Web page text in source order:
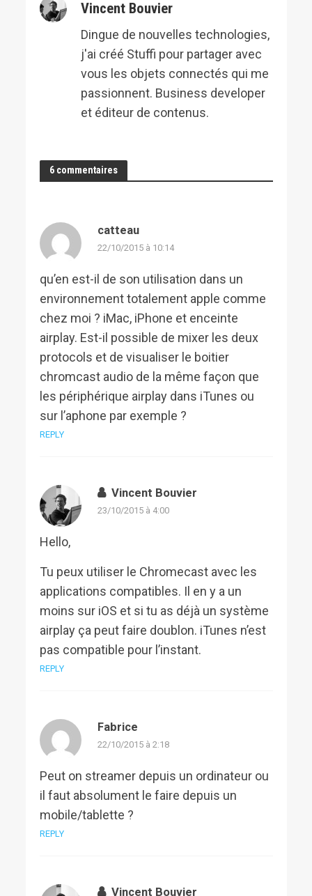
Vincent Bouvier
Dingue de nouvelles technologies,
j'ai créé Stuffi pour partager avec
vous les objets connectés qui me
passionnent. Business developer
et éditeur de contenus.
6 commentaires
catteau
22/10/2015 à 10:14
qu’en est-il de son utilisation dans un
environnement totalement apple comme
chez moi ? iMac, iPhone et enceinte
airplay. Est-il possible de mixer les deux
protocols et de visualiser le boitier
chromcast audio de la même façon que
les périphérique airplay dans iTunes ou
sur l’aphone par exemple ?
REPLY
Vincent Bouvier
23/10/2015 à 4:00
Hello,
Tu peux utiliser le Chromecast avec les
applications compatibles. Il en y a un
moins sur iOS et si tu as déjà un système
airplay ça peut faire doublon. iTunes n’est
pas compatible pour l’instant.
REPLY
Fabrice
22/10/2015 à 2:18
Peut on streamer depuis un ordinateur ou
il faut absolument le faire depuis un
mobile/tablette ?
REPLY
Vincent Bouvier